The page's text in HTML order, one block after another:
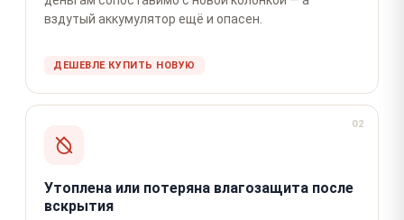
вздутый аккумулятор ещё и опасен.
ДЕШЕВЛЕ КУПИТЬ НОВУЮ
02
Утоплена или потеряна влагозащита после
вскрытия